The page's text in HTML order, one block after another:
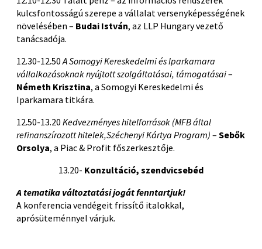
kulcsfontosságú szerepe a vállalat versenyképességének
növelésében – Budai István, az LLP Hungary vezető
tanácsadója.
12.30-12.50A Somogyi Kereskedelmi és Iparkamara
vállalkozásoknak nyújtott szolgáltatásai, támogatásai–
Németh Krisztina, a Somogyi Kereskedelmi és
Iparkamara titkára.
12.50-13.20 Kedvezményes hitelforrások (MFB által
refinanszírozott hitelek,Széchenyi Kártya Program) – Sebők
Orsolya, a Piac & Profit főszerkesztője.
13.20- Konzultáció, szendvicsebéd
A tematika változtatási jogát fenntartjuk!
A konferencia vendégeit frissítő italokkal,
aprósüteménnyel várjuk.